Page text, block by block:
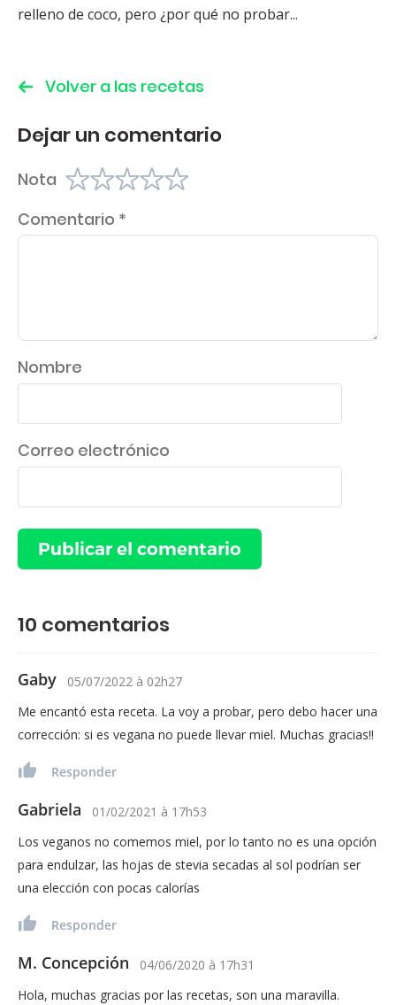
relleno de coco, pero ¿por qué no probar...
Volver a las recetas
Dejar un comentario
Nota
Comentario *
Nombre
Correo electrónico
10 comentarios
Gaby 05/07/2022 à 02h27
Me encantó esta receta. La voy a probar, pero debo hacer una
corrección: si es vegana no puede llevar miel. Muchas gracias!!
Responder
Gabriela 01/02/2021 à 17h53
Los veganos no comemos miel, por lo tanto no es una opción
para endulzar, las hojas de stevia secadas al sol podrían ser
una elección con pocas calorías
Responder
M. Concepción 04/06/2020 à 17h31
Hola, muchas gracias por las recetas, son una maravilla.